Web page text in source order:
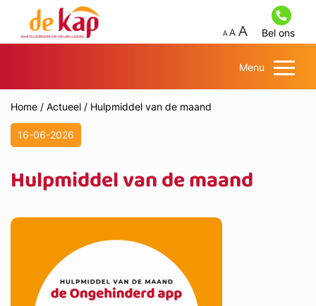
Bel ons
Menu
Home / Actueel / Hulpmiddel van de maand
16-06-2026
Hulpmiddel van de maand